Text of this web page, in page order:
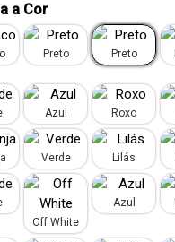
a Cor
Preto Preto
Azul Roxo
Verde Lilás
Off White
Azul